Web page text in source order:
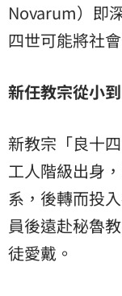
Novarum）即
四世可能將社
新任教宗從小
新教宗「良十
工人階級出身
系，後轉而投
員後遠赴秘魯
徒愛戴。